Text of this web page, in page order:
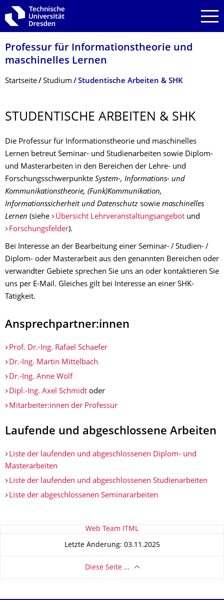
Zur Hauptnavigation springen
Zur Suche springen
Zum Inhalt springen
Professur für Informationstheo­rie und
maschinelles Lernen
Breadcrumb-Menü
Startseite Studium Studentische Arbeiten & SHK
STUDENTISCHE ARBEITEN & SHK
Die Professur für Informationstheorie und maschinelles
Lernen betreut Seminar- und Studienarbeiten sowie Diplom-
und Masterarbeiten in den Bereichen der Lehre- und
Forschungsschwerpunkte System-, Informations- und
Kommunikationstheorie, (Funk)Kommunikation,
Informationssicherheit und Datenschutz sowie maschinelles
Lernen (siehe Übersicht Lehrveranstaltungsangebotund
Forschungsfelder).
Bei Interesse an der Bearbeitung einer Seminar- / Studien- /
Diplom- oder Masterarbeit aus den genannten Bereichen oder
verwandter Gebiete sprechen Sie uns an oder kontaktieren Sie
uns per E-Mail. Gleiches gilt bei Interesse an einer SHK-
Tätigkeit.
Ansprechpartner:innen
Prof. Dr.-Ing. Rafael Schaefer
Dr.-Ing. Martin Mittelbach
Dr.-Ing. Anne Wolf
Dipl.-Ing. Axel Schmidtoder
Mitarbeiter:innen der Professur
Laufende und abgeschlossene Arbeiten
Liste der laufenden und abgeschlossenen Diplom- und
Masterarbeiten
Liste der laufenden und abgeschlossenen Studienarbeiten
Liste der abgeschlossenen Seminararbeiten
Zu dieser Seite Web Team ITML
Letzte Änderung: 03.11.2025
Diese Seite …